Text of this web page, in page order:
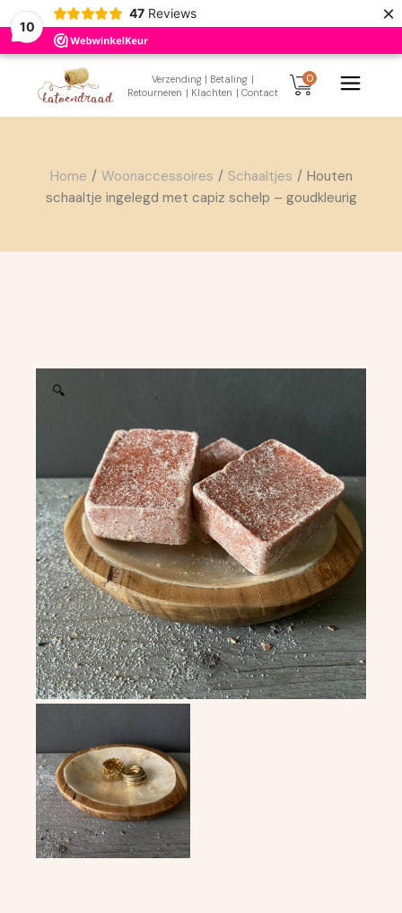
10
47 Reviews ×
Skip
content
Verzending| Betaling |
Retourneren | Klachten | Contact
0
Home Woonaccessoires Schaaltjes
Houten
schaaltje ingelegd met capiz schelp – goudkleurig
🔍